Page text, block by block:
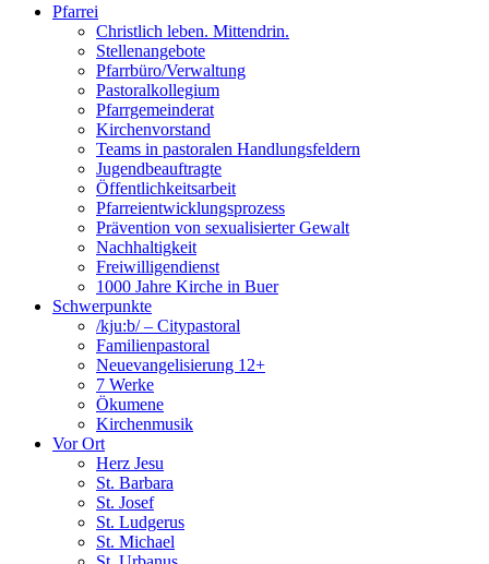
Pfarrei
Christlich leben. Mittendrin.
Stellenangebote
Pfarrbüro/Verwaltung
Pastoralkollegium
Pfarrgemeinderat
Kirchenvorstand
Teams in pastoralen Handlungsfeldern
Jugendbeauftragte
Öffentlichkeitsarbeit
Pfarreientwicklungsprozess
Prävention von sexualisierter Gewalt
Nachhaltigkeit
Freiwilligendienst
1000 Jahre Kirche in Buer
Schwerpunkte
/kju:b/ – Citypastoral
Familienpastoral
Neuevangelisierung 12+
7 Werke
Ökumene
Kirchenmusik
Vor Ort
Herz Jesu
St. Barbara
St. Josef
St. Ludgerus
St. Michael